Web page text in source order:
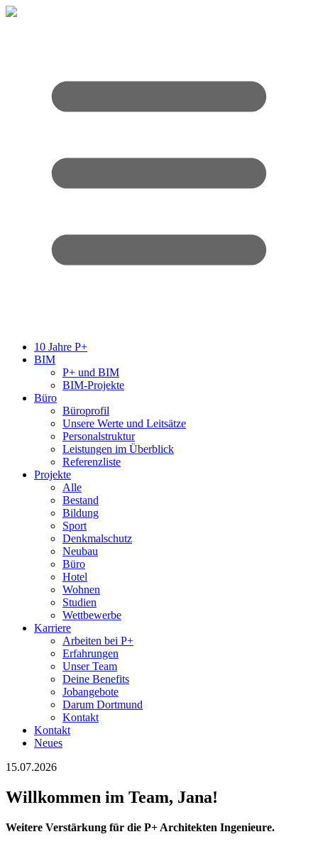
10 Jahre P+
BIM
P+ und BIM
BIM-Projekte
Büro
Büroprofil
Unsere Werte und Leitsätze
Personalstruktur
Leistungen im Überblick
Referenzliste
Projekte
Alle
Bestand
Bildung
Sport
Denkmalschutz
Neubau
Büro
Hotel
Wohnen
Studien
Wettbewerbe
Karriere
Arbeiten bei P+
Erfahrungen
Unser Team
Deine Benefits
Jobangebote
Darum Dortmund
Kontakt
Kontakt
Neues
15.07.2026
Willkommen im Team, Jana!
Weitere Verstärkung für die P+ Architekten Ingenieure.